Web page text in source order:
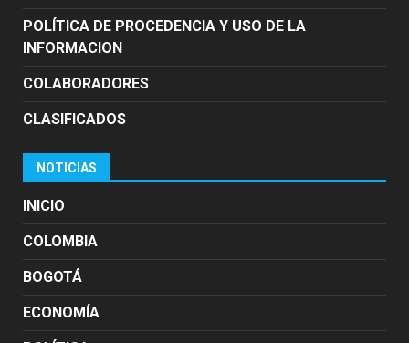
POLÍTICA DE PROCEDENCIA Y USO DE LA
INFORMACION
COLABORADORES
CLASIFICADOS
NOTICIAS
INICIO
COLOMBIA
BOGOTÁ
ECONOMÍA